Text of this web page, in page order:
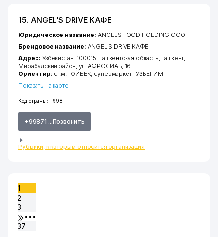
15. ANGEL'S DRIVE КАФЕ
Код страны: +998
+99871 ...Позвонить
Рубрики, к которым относится организация
Юридическое название: ANGELS FOOD HOLDING ООО
Брендовое название: ANGEL'S DRIVE КАФЕ
Адрес: Узбекистан, 100015, Ташкентская область Ташкент
Мирабадский район ,ул. АФРОСИАБ , 16
Ориентир: ст.м. "ОЙБЕК, супермаркет "УЗБЕГИМ
Показать на карте
1
2
3
•••
37